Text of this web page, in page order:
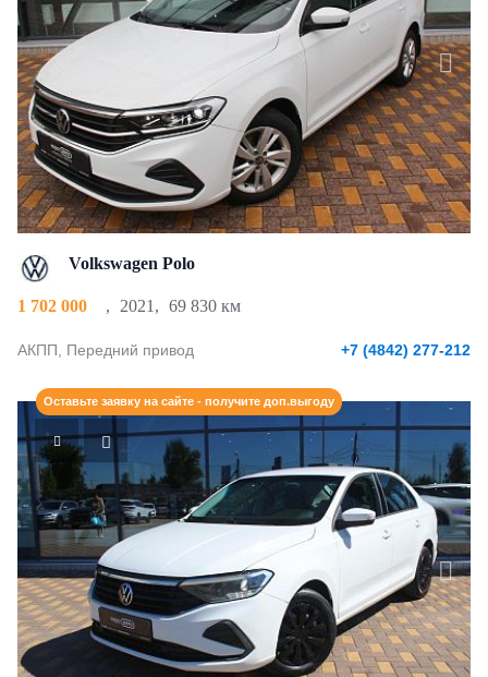
Volkswagen Polo
1 702 000 , 2021 , 69 830 км
АКПП, Передний привод +7 (4842) 277-212
Оставьте заявку на сайте - получите доп.выгоду